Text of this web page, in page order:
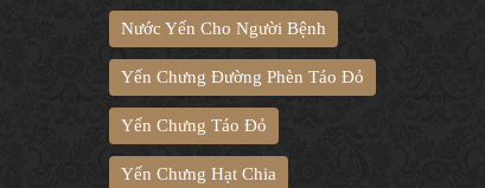
Nước Yến Cho Người Bệnh
Yến Chưng Đường Phèn Táo Đỏ
Yến Chưng Táo Đỏ
Yến Chưng Hạt Chia